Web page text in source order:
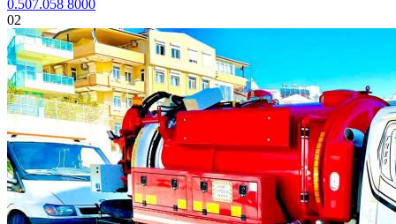
0.507.058 8000
02